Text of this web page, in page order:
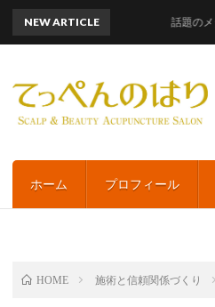
ホーム プロフィール
NEW ARTICLE 話題のメタトロ
HOME 施術と信頼関係づくり